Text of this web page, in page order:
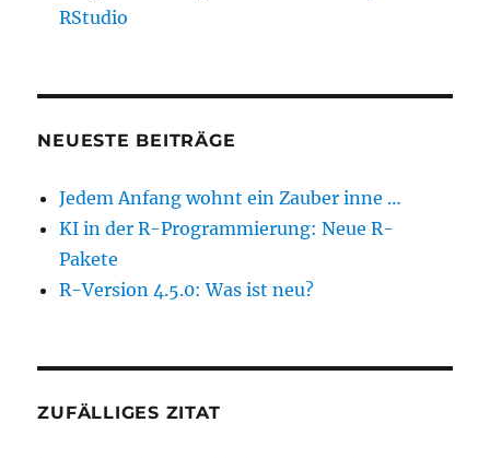
RStudio
NEUESTE BEITRÄGE
Jedem Anfang wohnt ein Zauber inne …
KI in der R-Programmierung: Neue R-
Pakete
R-Version 4.5.0: Was ist neu?
ZUFÄLLIGES ZITAT